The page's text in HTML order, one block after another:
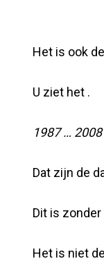
Het is ook
U ziet het .
1987 …
Dat zijn de
Dit is
Het is niet